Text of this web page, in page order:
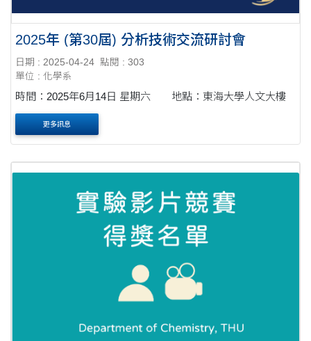
2025年 (第30屆) 分析技術交流研討會
日期 : 2025-04-24 點閱 : 303
單位 : 化學系
時間：2025年6月14日 星期六 地點：東海大學人文大樓
更多訊息